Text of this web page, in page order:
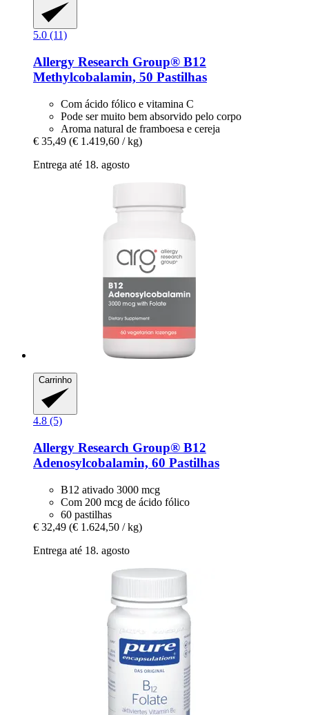
5.0 (11)
Allergy Research Group® B12
Methylcobalamin, 50 Pastilhas
Com ácido fólico e vitamina C
Pode ser muito bem absorvido pelo corpo
Aroma natural de framboesa e cereja
€ 35,49 (€ 1.419,60 / kg)
Entrega até 18. agosto
Carrinho
4.8 (5)
Allergy Research Group® B12
Adenosylcobalamin, 60 Pastilhas
B12 ativado 3000 mcg
Com 200 mcg de ácido fólico
60 pastilhas
€ 32,49 (€ 1.624,50 / kg)
Entrega até 18. agosto